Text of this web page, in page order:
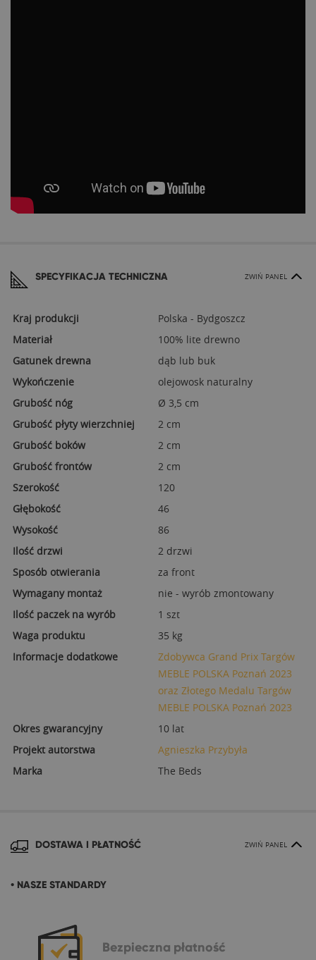
SPECYFIKACJA TECHNICZNA ZWIŃ PANEL
Kraj produkcji
Polska - Bydgoszcz
Materiał
100% lite drewno
Gatunek drewna
dąb lub buk
Wykończenie
olejowosk naturalny
Grubość nóg
Ø 3,5 cm
Grubość płyty wierzchniej
2 cm
Grubość boków
2 cm
Grubość frontów
2 cm
Szerokość
120
Głębokość
46
Wysokość
86
Ilość drzwi
2 drzwi
Sposób otwierania
za front
Wymagany montaż
nie - wyrób zmontowany
Ilość paczek na wyrób
1 szt
Waga produktu
35 kg
Informacje dodatkowe
Zdobywca Grand Prix Targów
MEBLE POLSKA Poznań 2023
oraz Złotego Medalu Targów
MEBLE POLSKA Poznań 2023
Okres gwarancyjny
10 lat
Projekt autorstwa
Agnieszka Przybyła
Marka
The Beds
DOSTAWA I PŁATNOŚĆ ZWIŃ PANEL
• NASZE STANDARDY
Bezpieczna płatność